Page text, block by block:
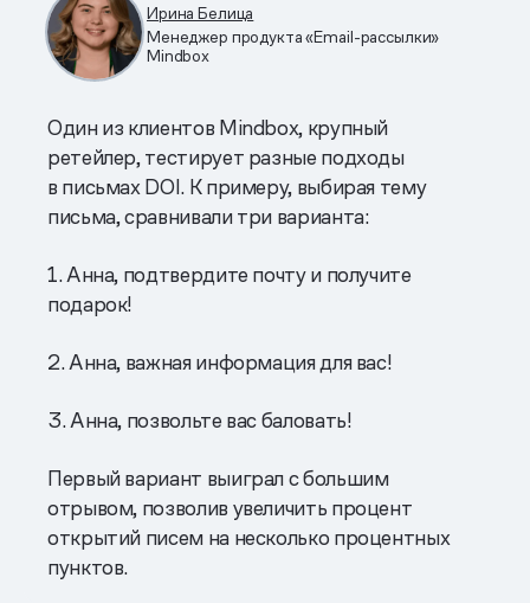
Ирина Белица
Менеджер продукта «Email-рассылки»
Mindbox
Один из клиентов Mindbox, крупный
ретейлер, тестирует разные подходы
в письмах DOI. К примеру, выбирая тему
письма, сравнивали три варианта:
1. Анна, подтвердите почту и получите
подарок!
2. Анна, важная информация для вас!
3. Анна, позвольте вас баловать!
Первый вариант выиграл с большим
отрывом, позволив увеличить процент
открытий писем на несколько процентных
пунктов.